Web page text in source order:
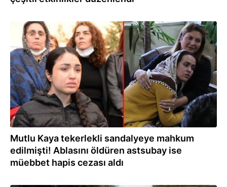
23.02.2022
Mutlu Kaya tekerlekli sandalyeye mahkum
edilmişti! Ablasını öldüren astsubay ise
müebbet hapis cezası aldı